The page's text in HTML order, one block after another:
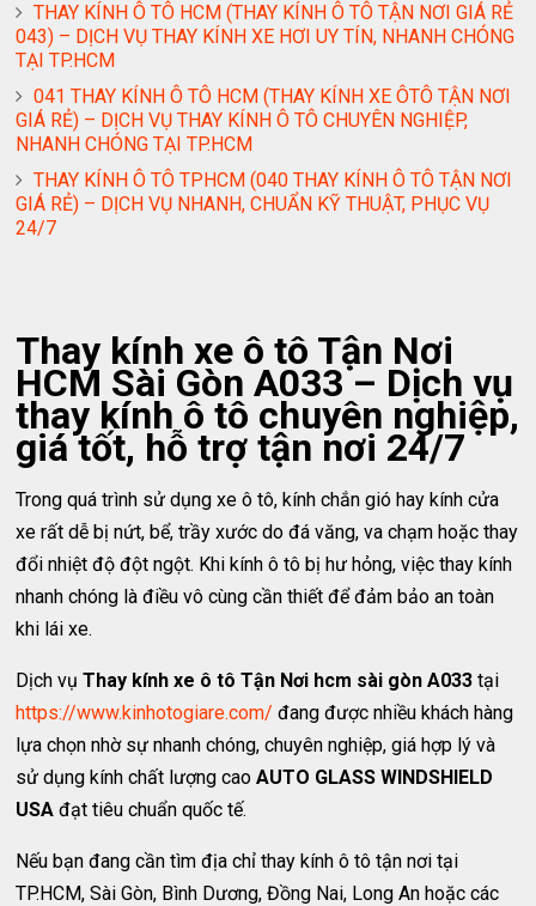
THAY KÍNH Ô TÔ HCM (THAY KÍNH Ô TÔ TẬN NƠI GIÁ RẺ
043) – DỊCH VỤ THAY KÍNH XE HƠI UY TÍN, NHANH CHÓNG
TẠI TP.HCM
041 THAY KÍNH Ô TÔ HCM (THAY KÍNH XE ÔTÔ TẬN NƠI
GIÁ RẺ) – DỊCH VỤ THAY KÍNH Ô TÔ CHUYÊN NGHIỆP,
NHANH CHÓNG TẠI TP.HCM
THAY KÍNH Ô TÔ TPHCM (040 THAY KÍNH Ô TÔ TẬN NƠI
GIÁ RẺ) – DỊCH VỤ NHANH, CHUẨN KỸ THUẬT, PHỤC VỤ
24/7
Thay kính xe ô tô Tận Nơi
HCM Sài Gòn A033 – Dịch vụ
thay kính ô tô chuyên nghiệp,
giá tốt, hỗ trợ tận nơi 24/7
Trong quá trình sử dụng xe ô tô, kính chắn gió hay kính cửa
xe rất dễ bị nứt, bể, trầy xước do đá văng, va chạm hoặc thay
đổi nhiệt độ đột ngột. Khi kính ô tô bị hư hỏng, việc thay kính
nhanh chóng là điều vô cùng cần thiết để đảm bảo an toàn
khi lái xe.
Dịch vụThay kính xe ô tô Tận Nơi hcm sài gòn A033 tại
https://www.kinhotogiare.com/ đang được nhiều khách hàng
lựa chọn nhờ sự nhanh chóng, chuyên nghiệp, giá hợp lý và
sử dụng kính chất lượng caoAUTO GLASS WINDSHIELD
USA đạt tiêu chuẩn quốc tế.
Nếu bạn đang cần tìm địa chỉ thay kính ô tô tận nơi tại
TP.HCM, Sài Gòn, Bình Dương, Đồng Nai, Long An hoặc các